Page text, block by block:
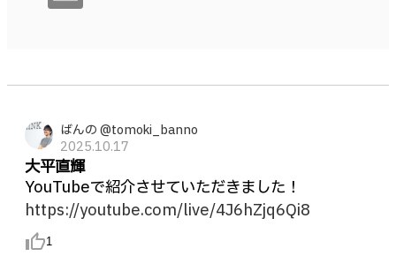
ばんの @tomoki_banno
2025.10.17
大平直輝
YouTubeで紹介させていただきました！
https://youtube.com/live/4J6hZjq6Qi8
thumb_up_alt1